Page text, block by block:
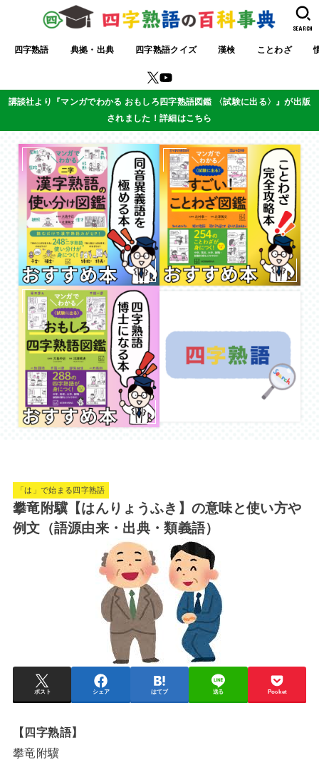
四字熟語 典拠・出典 四字熟語クイズ 漢検 ことわざ
SEARCH
講談社より『マンガでわかる おもしろ四字熟語図鑑 〈試験に出る〉』が出版
されました！詳細はこちら
「は」で始まる四字熟語
攀竜附驥【はんりょうふき】の意味と使い方や
例文（語源由来・出典・類義語）
ポスト シェア はてブ 送る Pocket
【四字熟語】
攀竜附驥